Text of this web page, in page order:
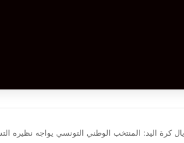
كرة اليد: المنتخب الوطني التونسي يواجه نظيره